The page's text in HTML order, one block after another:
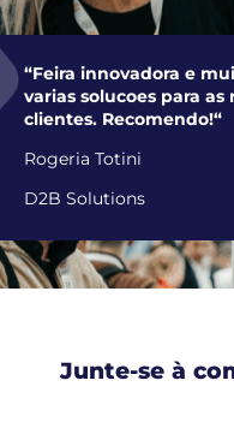
“Feira innovadora e
varias solucoes para
clientes. Recomendo!“
Rogeria Totini
D2B Solutions
Junte-se à